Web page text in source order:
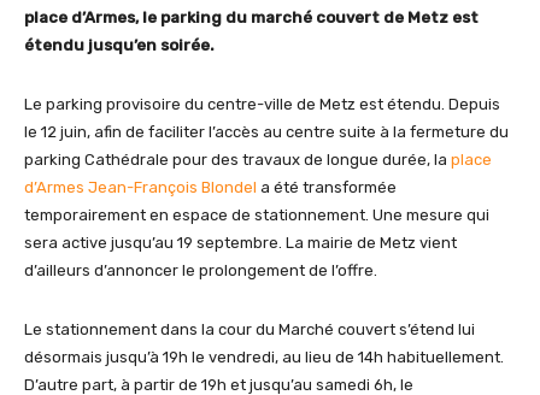
place d’Armes, le parking du marché couvert de Metz est
étendu jusqu’en soirée.
Le parking provisoire du centre-ville de Metz est étendu. Depuis
le 12 juin, afin de faciliter l’accès au centre suite à la fermeture du
parking Cathédrale pour des travaux de longue durée, la place
d’Armes Jean-François Blondel a été transformée
temporairement en espace de stationnement. Une mesure qui
sera active jusqu’au 19 septembre. La mairie de Metz vient
d’ailleurs d’annoncer le prolongement de l’offre.
Le stationnement dans la cour du Marché couvert s’étend lui
désormais jusqu’à 19h le vendredi, au lieu de 14h habituellement.
D’autre part, à partir de 19h et jusqu’au samedi 6h, le